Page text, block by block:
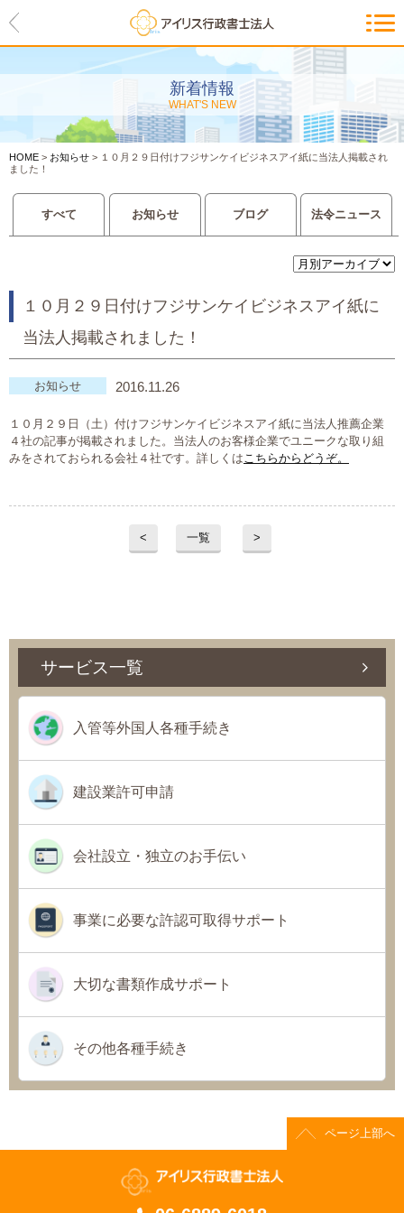
新着情報
WHAT'S NEW
HOME > お知らせ > １０月２９日付けフジサンケイビジネスアイ紙に当法人掲載され
ました！
すべて お知らせ ブログ 法令ニュース
１０月２９日付けフジサンケイビジネスアイ紙に
当法人掲載されました！
お知らせ 2016.11.26
１０月２９日（土）付けフジサンケイビジネスアイ紙に当法人推薦企業
４社の記事が掲載されました。当法人のお客様企業でユニークな取り組
みをされておられる会社４社です。詳しくはこちらからどうぞ。
< 一覧 >
サービス一覧
入管等外国人各種手続き
建設業許可申請
会社設立・独立のお手伝い
事業に必要な許認可取得サポート
大切な書類作成サポート
その他各種手続き
ページ上部へ
HOME
アイリスの紹介
代表ご挨拶・経営理念・アイリス
のお約束
会社概要・アクセスマップ
サービス一覧
入管等外国人各種手続き
建設業許可申請
大切な書類作成サポート
実績一覧
よくあるご質問
採用情報・パートナー募集
新着情報
営業時間: 9：00～18：009：00～18：00